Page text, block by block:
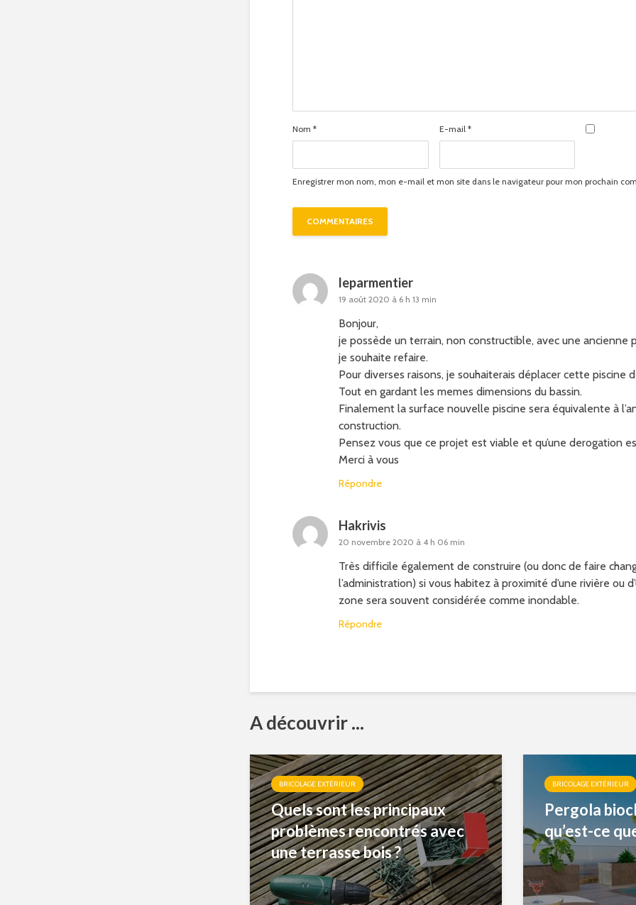
Nom * E-mail *
Enregistrer mon nom, mon e-mail et mon site dans le navigateur pour mon prochain
leparmentier
19 août 2020 à 6 h 13 min
Bonjour,
je possède un terrain, non constructible, avec une ancienne
je souhaite refaire.
Pour diverses raisons, je souhaiterais déplacer cette piscine
Tout en gardant les memes dimensions du bassin.
Finalement la surface nouvelle piscine sera équivalente à
construction.
Pensez vous que ce projet est viable et qu’une derogation
Merci à vous
Répondre
Hakrivis
20 novembre 2020 à 4 h 06 min
Très difficile également de construire (ou donc de faire
l’administration) si vous habitez à proximité d’une rivière ou
zone sera souvent considérée comme inondable.
Répondre
A découvrir ...
BRICOLAGE EXTÉRIEUR
Quels sont les principaux
problèmes rencontrés avec
une terrasse bois ?
BRICOLAGE EXTÉRIEUR
Pergola
qu’est-ce